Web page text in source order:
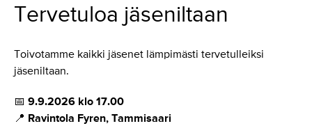
Tervetuloa jäseniltaan
Toivotamme kaikki jäsenet lämpimästi tervetulleiksi
jäseniltaan.
📅 9.9.2026 klo 17.00
📍 Ravintola Fyren, Tammisaari